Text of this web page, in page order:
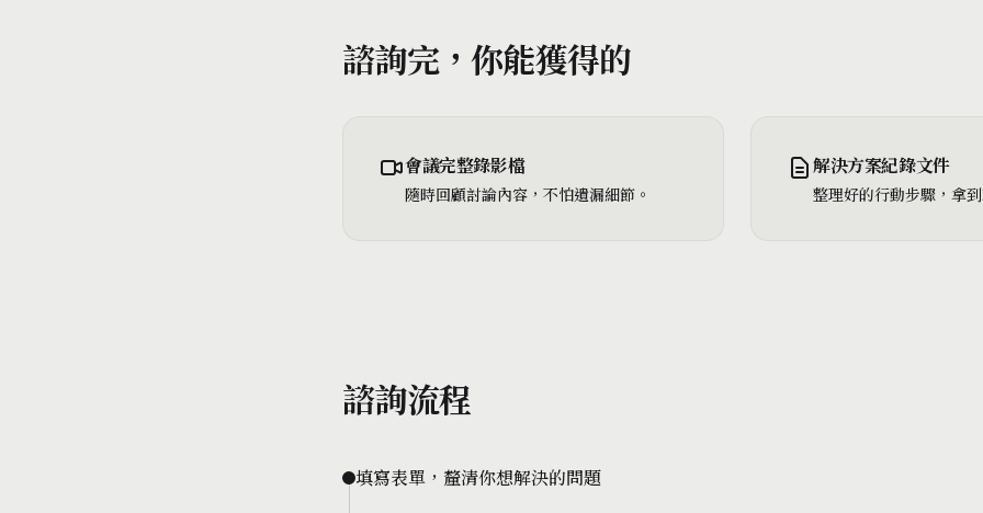
諮詢完，你能獲得的
會議完整錄影檔
隨時回顧討論內容，不怕遺漏細節。
解決方案紀錄文件
整理好的行動步驟，拿
諮詢流程
填寫表單，釐清你想解決的問題